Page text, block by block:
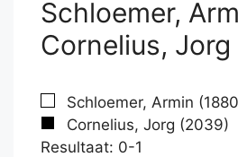
Schloemer,
Cornelius, Jorg
Schloemer, Armin
Cornelius, Jorg (2039)
Resultaat: 0-1